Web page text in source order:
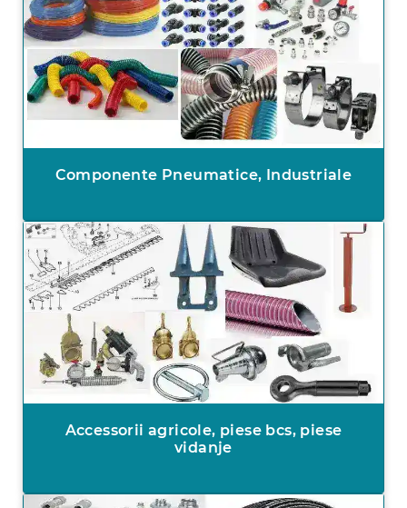
Componente Pneumatice, Industriale
Accessorii agricole, piese bcs, piese
vidanje